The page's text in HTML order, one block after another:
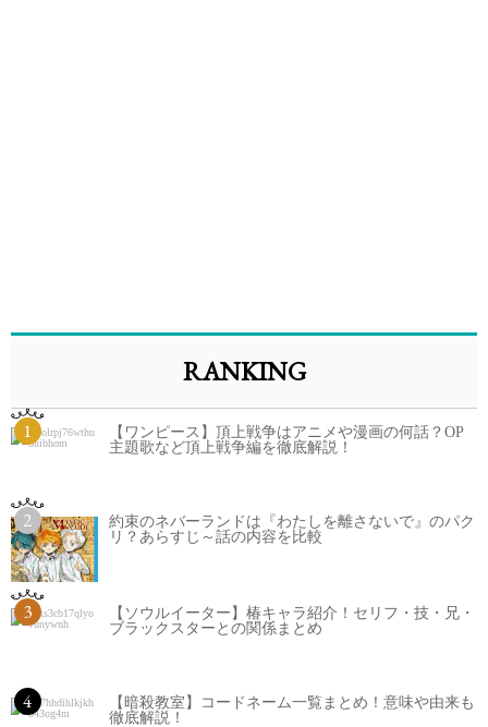
RANKING
1
【ワンピース】頂上戦争はアニメや漫画の何話？OP
主題歌など頂上戦争編を徹底解説！
2
約束のネバーランドは『わたしを離さないで』のパク
リ？あらすじ～話の内容を比較
3
【ソウルイーター】椿キャラ紹介！セリフ・技・兄・
ブラックスターとの関係まとめ
4
【暗殺教室】コードネーム一覧まとめ！意味や由来も
徹底解説！